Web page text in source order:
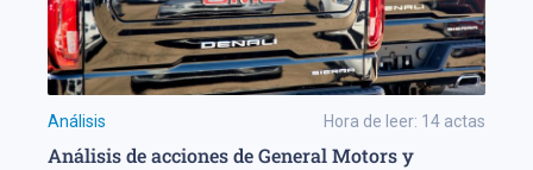
Análisis Hora de leer: 14 actas
Análisis de acciones de General Motors y